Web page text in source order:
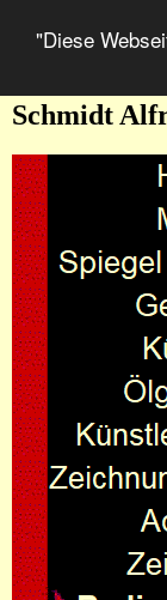
"Diese
Schmidt